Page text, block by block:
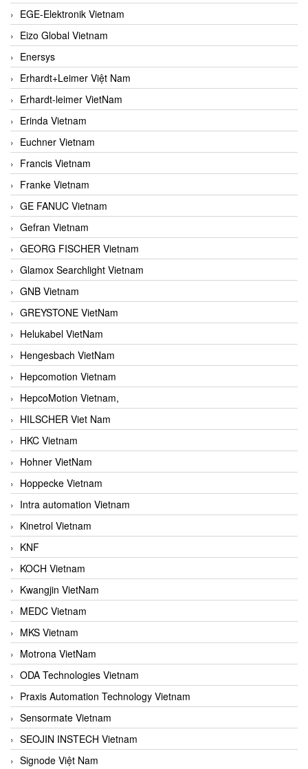
EGE-Elektronik Vietnam
Eizo Global Vietnam
Enersys
Erhardt+Leimer Việt Nam
Erhardt-leimer VietNam
Erinda Vietnam
Euchner Vietnam
Francis Vietnam
Franke Vietnam
GE FANUC Vietnam
Gefran Vietnam
GEORG FISCHER Vietnam
Glamox Searchlight Vietnam
GNB Vietnam
GREYSTONE VietNam
Helukabel VietNam
Hengesbach VietNam
Hepcomotion Vietnam
HepcoMotion Vietnam,
HILSCHER Viet Nam
HKC Vietnam
Hohner VietNam
Hoppecke Vietnam
Intra automation Vietnam
Kinetrol Vietnam
KNF
KOCH Vietnam
Kwangjin VietNam
MEDC Vietnam
MKS Vietnam
Motrona VietNam
ODA Technologies Vietnam
Praxis Automation Technology Vietnam
Sensormate Vietnam
SEOJIN INSTECH Vietnam
Signode Việt Nam